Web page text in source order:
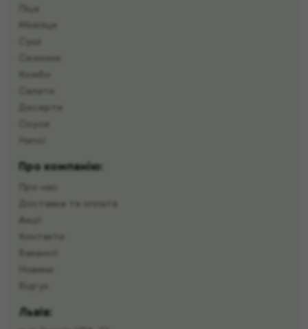
Піца
Сезонне
Салати
Десерти
Напої
Про компанію:
Про нас
Доставка та оплата
Акції
Контакти
Вакансії
Новини
Львів: